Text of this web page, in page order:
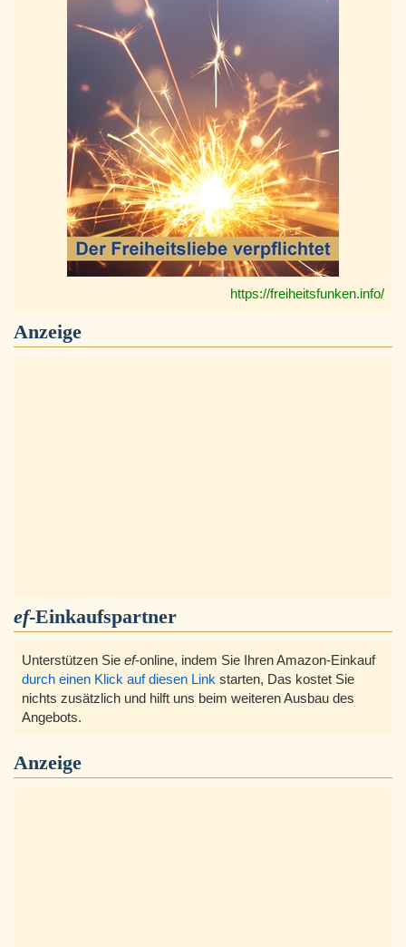
https://freiheitsfunken.info/
Anzeige
ef-Einkaufspartner
Unterstützen Sie ef-online, indem Sie Ihren Amazon-Einkauf
durch einen Klick auf diesen Link starten, Das kostet Sie
nichts zusätzlich und hilft uns beim weiteren Ausbau des
Angebots.
Anzeige